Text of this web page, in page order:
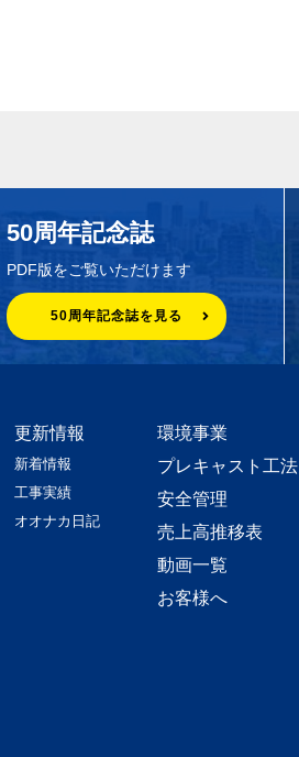
50周年記念誌
PDF版をご覧いただけます
50周年記念誌を見る
更新情報
新着情報
工事実績
オオナカ日記
環境事業
プレキャスト工法
安全管理
売上高推移表
動画一覧
お客様へ